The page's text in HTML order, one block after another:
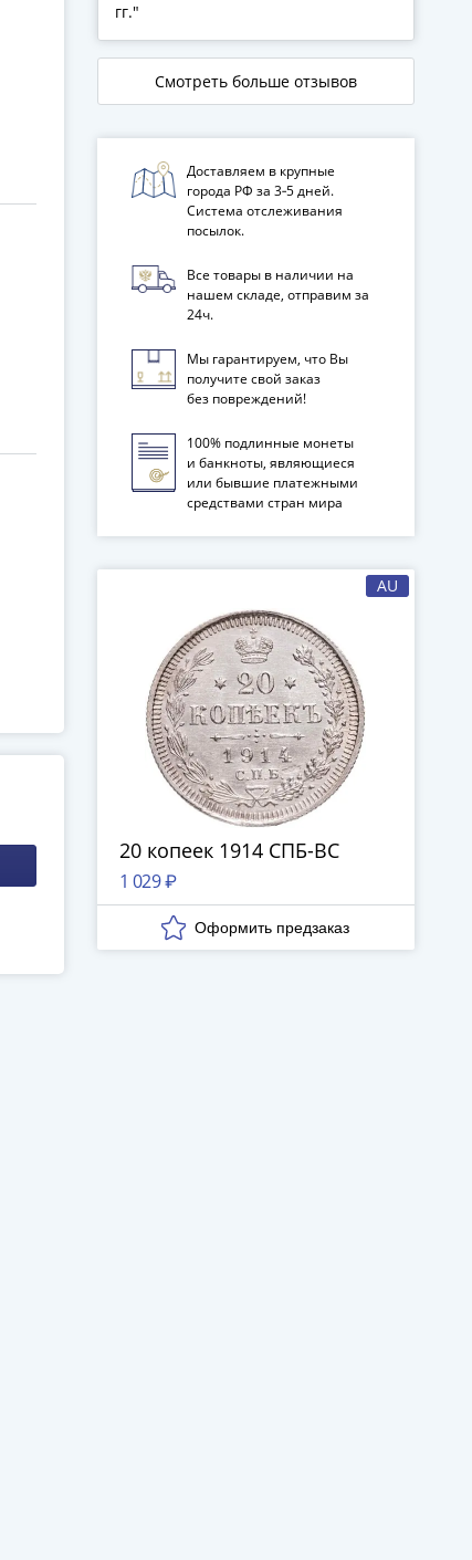
гг."
Смотреть больше отзывов
Доставляем в крупные
города РФ за 3‑5 дней.
Система отслеживания
посылок.
Все товары в наличии на
нашем складе, отправим за
24ч.
Мы гарантируем, что Вы
получите свой заказ
без повреждений!
100% подлинные монеты
и банкноты, являющиеся
или бывшие платежными
средствами стран мира
AU
20 копеек 1914 СПБ-ВС
1 029 ₽